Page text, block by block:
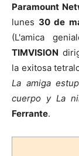
Paramount
lunes 30 de
(L'amica
TIMVISION
la exitosa
La amiga
cuerpo y La
Ferrante.